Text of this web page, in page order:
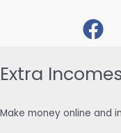
Extra
Make money online and